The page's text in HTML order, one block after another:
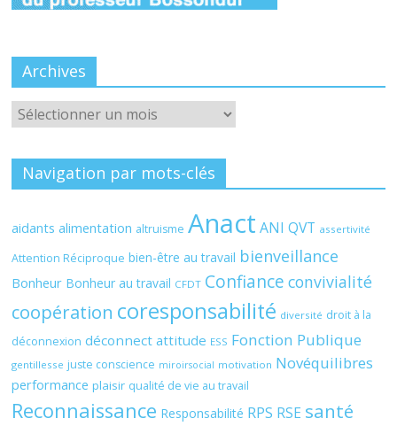
Archives
Archives
Navigation par mots-clés
aidants alimentation altruisme Anact ANI QVT assertivité
Attention Réciproque bien-être au travail bienveillance
Bonheur Bonheur au travail CFDT Confiance convivialité
coopération coresponsabilité diversité droit à la
déconnexion déconnect attitude ESS Fonction Publique
gentillesse juste conscience miroirsocial motivation Novéquilibres
performance plaisir qualité de vie au travail
Reconnaissance Responsabilité RPS RSE santé